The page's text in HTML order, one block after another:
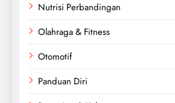
Nutrisi Perbandingan
Olahraga & Fitness
Otomotif
Panduan Diri